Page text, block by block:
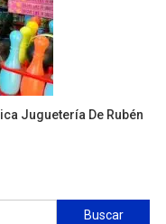
Juguetería De Rubén
Buscar: